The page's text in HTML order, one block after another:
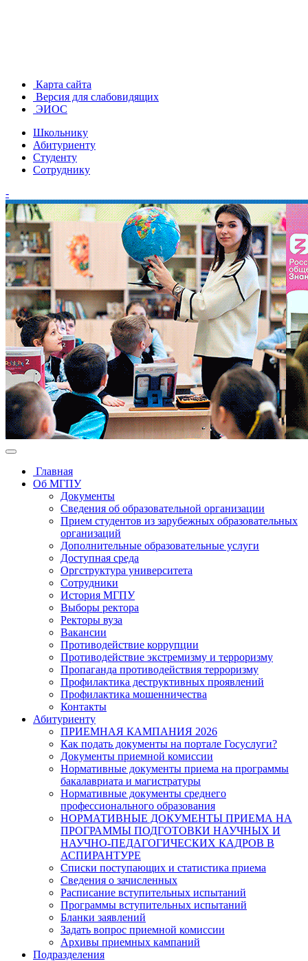
Карта сайта
Версия для слабовидящих
ЭИОС
Школьнику
Абитуриенту
Студенту
Сотруднику
-
Главная
Об МГПУ
Документы
Сведения об образовательной организации
Прием студентов из зарубежных образовательных
организаций
Дополнительные образовательные услуги
Доступная среда
Оргструктура университета
Сотрудники
История МГПУ
Выборы ректора
Ректоры вуза
Вакансии
Противодействие коррупции
Противодействие экстремизму и терроризму
Пропаганда противодействия терроризму
Профилактика деструктивных проявлений
Профилактика мошенничества
Контакты
Абитуриенту
ПРИЕМНАЯ КАМПАНИЯ 2026
Как подать документы на портале Госуслуги?
Документы приемной комиссии
Нормативные документы приема на программы
бакалавриата и магистратуры
Нормативные документы среднего
профессионального образования
НОРМАТИВНЫЕ ДОКУМЕНТЫ ПРИЕМА НА
ПРОГРАММЫ ПОДГОТОВКИ НАУЧНЫХ И
НАУЧНО-ПЕДАГОГИЧЕСКИХ КАДРОВ В
АСПИРАНТУРЕ
Списки поступающих и статистика приема
Сведения о зачисленных
Расписание вступительных испытаний
Программы вступительных испытаний
Бланки заявлений
Задать вопрос приемной комиссии
Архивы приемных кампаний
Подразделения